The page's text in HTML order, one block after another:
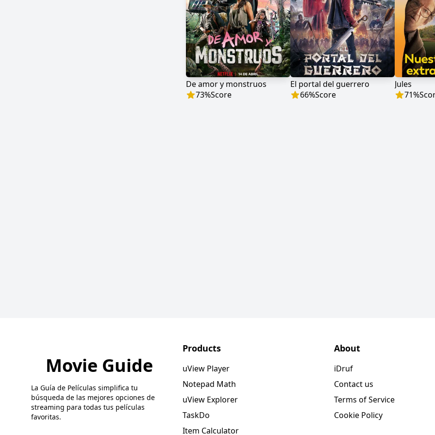
De amor y monstruos
73%Score
El portal del guerrero
66%Score
Jules
71%
Movie Guide
La Guía de Películas simplifica tu
búsqueda de las mejores opciones de
streaming para todas tus películas
favoritas.
Products
uView Player
Notepad Math
uView Explorer
TaskDo
Item Calculator
About
iDruf
Contact us
Terms of Service
Cookie Policy